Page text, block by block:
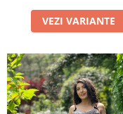
VEZI VARIANTE